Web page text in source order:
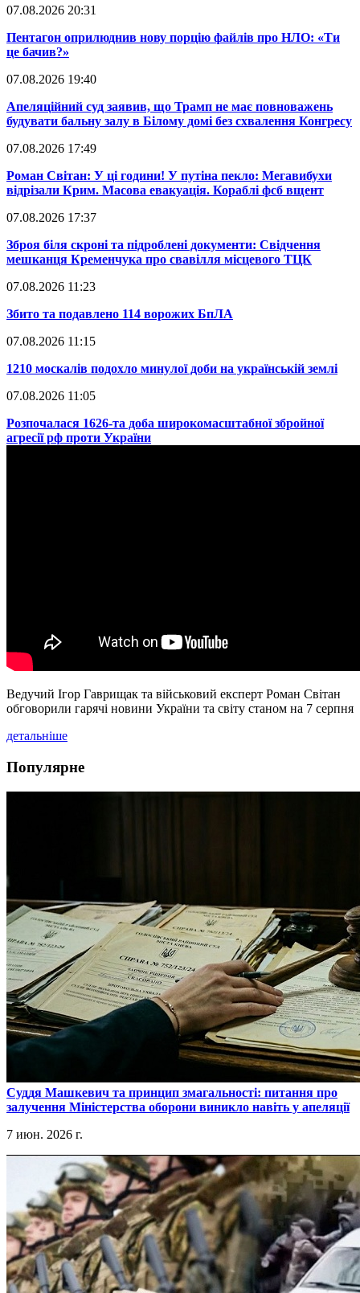
07.08.2026 20:31
​Пентагон оприлюднив нову порцію файлів про НЛО: «Ти
це бачив?»
07.08.2026 19:40
​Апеляційний суд заявив, що Трамп не має повноважень
будувати бальну залу в Білому домі без схвалення Конгресу
07.08.2026 17:49
​Роман Світан: У ці години! У путіна пекло: Мегавибухи
відрізали Крим. Масова евакуація. Кораблі фсб вщент
07.08.2026 17:37
​Зброя біля скроні та підроблені документи: Свідчення
мешканця Кременчука про свавілля місцевого ТЦК
07.08.2026 11:23
​Збито та подавлено 114 ворожих БпЛА
07.08.2026 11:15
​1210 москалів подохло минулої доби на українській землі
07.08.2026 11:05
​Розпочалася 1626-та доба широкомасштабної збройної
агресії рф проти України
Ведучий Ігор Гаврищак та військовий експерт Роман Світан
обговорили гарячі новини України та світу станом на 7 серпня
детальніше
Популярне
​Суддя Машкевич та принцип змагальності: питання про
залучення Міністерства оборони виникло навіть у апеляції
7 июн. 2026 г.